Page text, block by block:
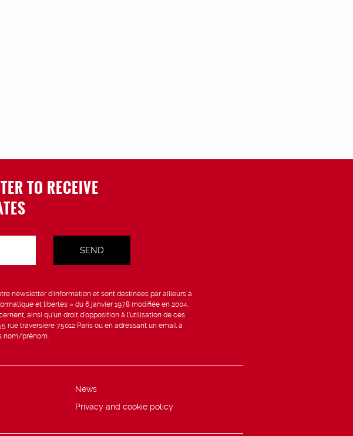
TO RECEIVE
newsletter d’information et sont destinées par ailleurs à
et libertés » du 6 janvier 1978 modifiée en 2004,
ainsi qu’un droit d’opposition à l’utilisation de ces
rue traversière 75012 Paris ou en adressant un email à
nom/prénom.
News
Privacy and cookie policy